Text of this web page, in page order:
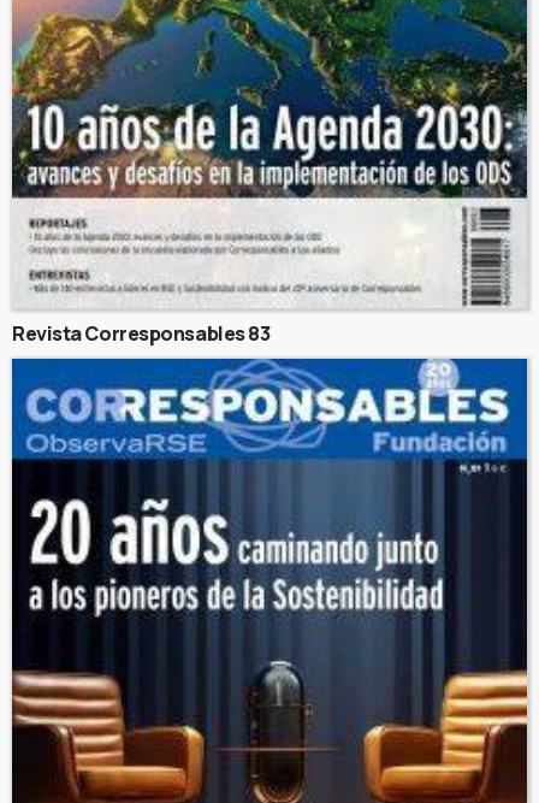
Revista Corresponsables 83